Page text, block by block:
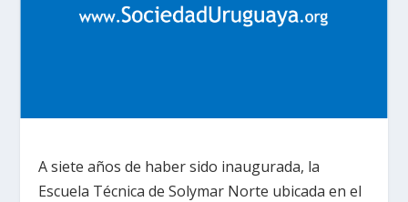
A siete años de haber sido inaugurada, la
Escuela Técnica de Solymar Norte ubicada en el